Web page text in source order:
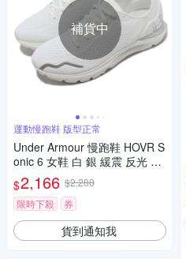
補貨中
運動慢跑鞋 版型正常
Under Armour 慢跑鞋 HOVR S
onic 6 女鞋 白 銀 緩震 反光 運
動鞋 UA 3026128101
$2,166 $2,280
限時下殺
券
貨到通知我